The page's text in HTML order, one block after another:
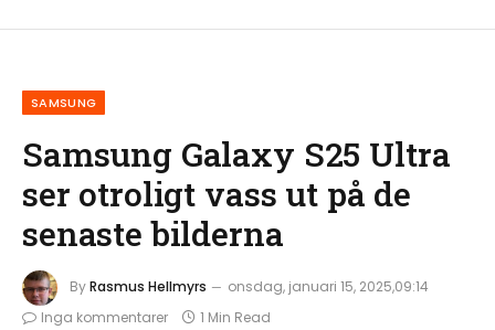
SAMSUNG
Samsung Galaxy S25 Ultra
ser otroligt vass ut på de
senaste bilderna
ByRasmus Hellmyrs
onsdag, januari 15, 2025,09:14
Inga kommentarer
1 Min Read